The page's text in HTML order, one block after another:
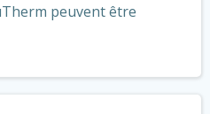
peuvent être